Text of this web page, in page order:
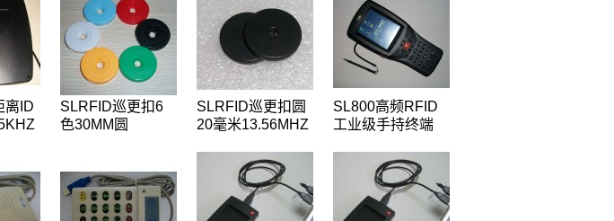
离ID
SLRFID巡更扣6
色30MM圆
Mifare1 S50芯片
钱币标签巡更点
SLRFID巡更扣圆
20毫米13.56MHZ
议Mifare1 S50芯
片钱币卡圆形卡
SL800高频RFID
工业级手持终端
ISO14443/15693
手持机RFID远距
离读卡器